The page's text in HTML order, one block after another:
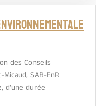
des Conseils
SAB-EnR
d’une durée